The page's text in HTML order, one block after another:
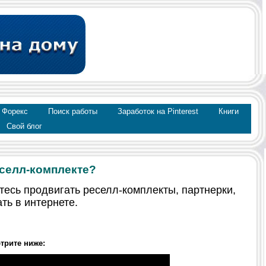
Поиск работы Заработок на Pinterest
Книги
Свой блог
комплекте?
продвигать реселл-комплекты, партнерки,
в интернете.
ниже: